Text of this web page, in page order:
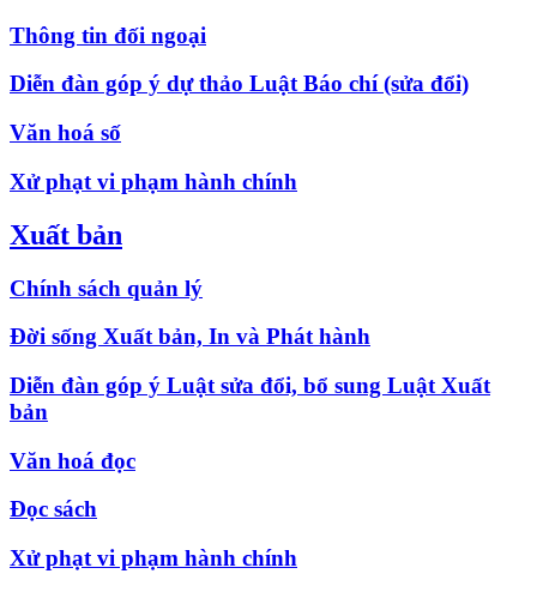
Thông tin đối ngoại
Diễn đàn góp ý dự thảo Luật Báo chí (sửa đổi)
Văn hoá số
Xử phạt vi phạm hành chính
Xuất bản
Chính sách quản lý
Đời sống Xuất bản, In và Phát hành
Diễn đàn góp ý Luật sửa đổi, bổ sung Luật Xuất
bản
Văn hoá đọc
Đọc sách
Xử phạt vi phạm hành chính